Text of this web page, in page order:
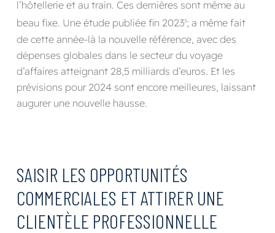
l’hôtellerie et au train. Ces dernières sont même au
beau fixe. Une étude publiée fin 20233; a même fait
de cette année-là la nouvelle référence, avec des
dépenses globales dans le secteur du voyage
d’affaires atteignant 28,5 milliards d’euros. Et les
prévisions pour 2024 sont encore meilleures, laissant
augurer une nouvelle hausse.
SAISIR LES OPPORTUNITÉS
COMMERCIALES ET ATTIRER UNE
CLIENTÈLE PROFESSIONNELLE